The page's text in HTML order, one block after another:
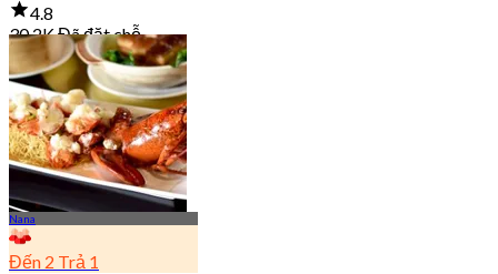
4.8
30.2K Đã đặt chỗ
Từ ฿ 645
Nana
Đến 2 Trả 1